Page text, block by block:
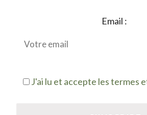
Email :
J'ai lu et accepte les termes